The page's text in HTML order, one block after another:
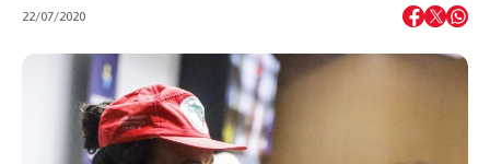
22/07/2020